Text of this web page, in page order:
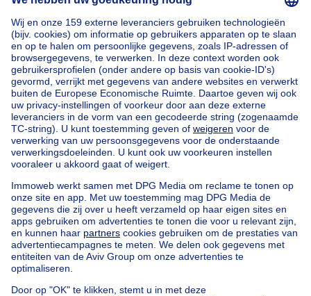
Home België
Brussel (provincie)
Brussel (arrondissement)
Kopen uw appartementsblok in Schaarbeek
Onze huizen buiten BelgiëHuis te koop Frankrijk
Huis te koop Spanje
Huis te koop Italië
Huis te koop Luxemburg
Huis te koop Nederland
Goedkoop vastgoedGoedkoop huis te koop
Goedkope appartementen te huur
Onze huurwoningen met slaapkamers
Appartement te koop met 3 slaapkamers Oostende
Huis te koop met 3 slaapkamers Stene
Huis te koop met 3 slaapkamers Deurne